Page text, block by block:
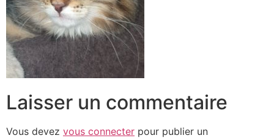
Laisser un commentaire
Vous devez vous connecter pour publier un